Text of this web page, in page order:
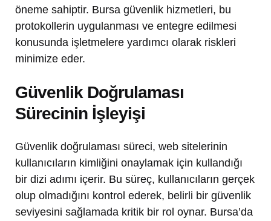
öneme sahiptir. Bursa güvenlik hizmetleri, bu
protokollerin uygulanması ve entegre edilmesi
konusunda işletmelere yardımcı olarak riskleri
minimize eder.
Güvenlik Doğrulaması
Sürecinin İşleyişi
Güvenlik doğrulaması süreci, web sitelerinin
kullanıcıların kimliğini onaylamak için kullandığı
bir dizi adımı içerir. Bu süreç, kullanıcıların gerçek
olup olmadığını kontrol ederek, belirli bir güvenlik
seviyesini sağlamada kritik bir rol oynar. Bursa’da